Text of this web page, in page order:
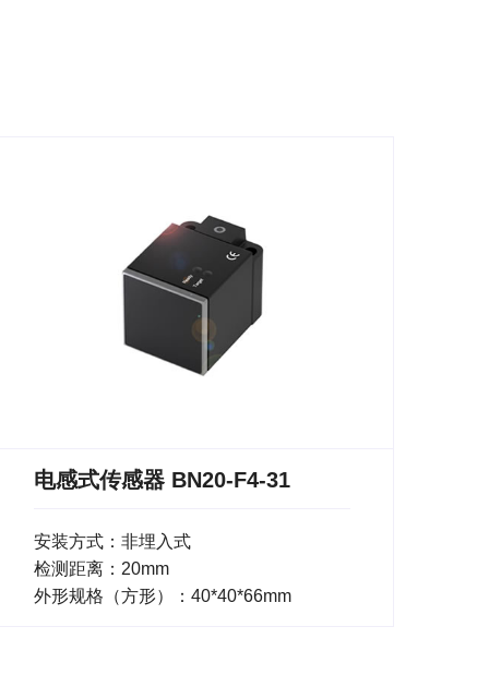
电感式传感器 BN20-F4-31
安装方式：非埋入式
检测距离：20mm
外形规格（方形）：40*40*66mm